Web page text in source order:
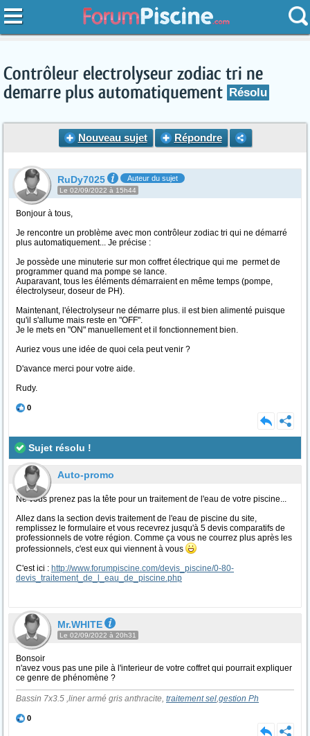
Contrôleur electrolyseur zodiac tri ne
demarre plus automatiquement Résolu
Nouveau sujet Répondre
RuDy7025 Auteur du sujet
Le 02/09/2022 à 15h44
Bonjour à tous,
Je rencontre un problème avec mon contrôleur zodiac tri qui ne démarré
plus automatiquement... Je précise :
Je possède une minuterie sur mon coffret électrique qui me permet de
programmer quand ma pompe se lance.
Auparavant, tous les éléments démarraient en même temps (pompe,
électrolyseur, doseur de PH).
Maintenant, l'électrolyseur ne démarre plus. il est bien alimenté puisque
qu'il s'allume mais reste en "OFF".
Je le mets en "ON" manuellement et il fonctionnement bien.
Auriez vous une idée de quoi cela peut venir ?
D'avance merci pour votre aide.
Rudy.
0
Sujet résolu !
Auto-promo
Ne vous prenez pas la tête pour un traitement de l'eau de votre piscine...
Allez dans la section devis traitement de l'eau de piscine du site,
remplissez le formulaire et vous recevrez jusqu'à 5 devis comparatifs de
professionnels de votre région. Comme ça vous ne courrez plus après les
professionnels, c'est eux qui viennent à vous
C'est ici : http://www.forumpiscine.com/devis_piscine/0-80-
devis_traitement_de_l_eau_de_piscine.php
Mr.WHITE
Le 02/09/2022 à 20h31
Bonsoir
n'avez vous pas une pile à l'interieur de votre coffret qui pourrait expliquer
ce genre de phénomène ?
Bassin 7x3.5 ,liner armé gris anthracite, traitement sel,gestion Ph
0